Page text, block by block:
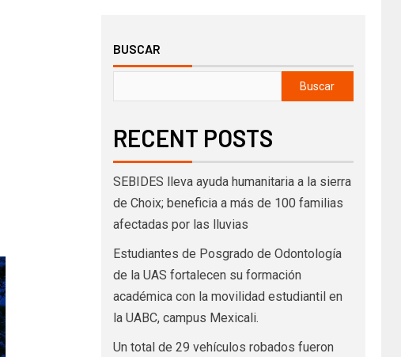
BUSCAR
Buscar
RECENT POSTS
SEBIDES lleva ayuda humanitaria a la sierra
de Choix; beneficia a más de 100 familias
afectadas por las lluvias
Estudiantes de Posgrado de Odontología
de la UAS fortalecen su formación
académica con la movilidad estudiantil en
la UABC, campus Mexicali.
Un total de 29 vehículos robados fueron